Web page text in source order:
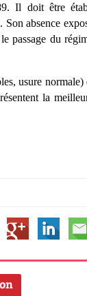
Il doit être
. Son absence
passage du
usure normale)
la